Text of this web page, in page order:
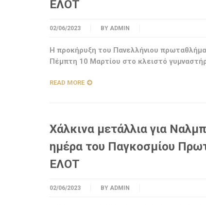
ΕΛΟΤ
02/06/2023 BY ADMIN
Η προκήρυξη του Πανελλήνιου
Πέμπτη 10 Μαρτίου στο κλειστό
READ MORE
Χάλκινα μετάλλια για
ημέρα του Παγκοσμίου
ΕΛΟΤ
02/06/2023 BY ADMIN